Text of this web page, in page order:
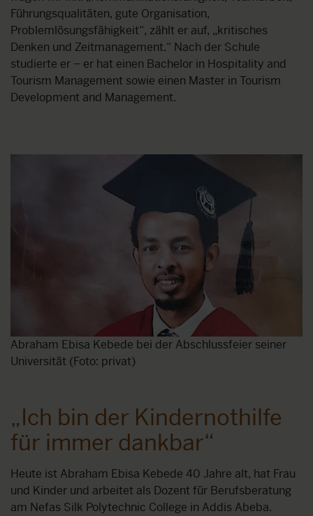
Führungsqualitäten, gute Organisation,
Problemlösungsfähigkeit“, zählt er auf, „kritisches
Denken und Zeitmanagement.“ Nach der Schule
studierte er – er hat einen Bachelor in Hospitality and
Tourism Management sowie einen Master in Tourism
Development and Management.
Abraham Ebisa Kebede bei der Abschlussfeier seiner
Universität (Foto: privat)
„Ich bin der Kindernothilfe
für immer dankbar“
Heute ist Abraham Ebisa Kebede 40 Jahre alt, hat Frau
und Kinder und arbeitet als Dozent für Berufsberatung
am Nefas Silk Polytechnic College in Addis Abeba.